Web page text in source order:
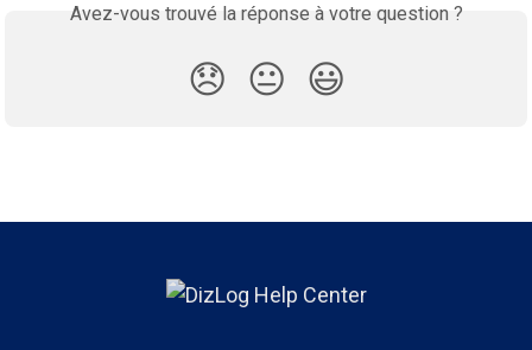
Avez-vous trouvé la réponse à votre question ?
😞 😐 😃